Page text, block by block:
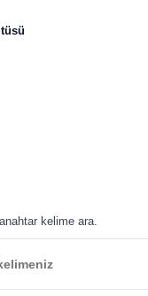
kelime ara.